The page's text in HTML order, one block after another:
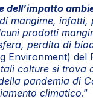
mangime, infatti,
prodotti
perdita di
Environment) del
colture si
pandemia di
climatico.”